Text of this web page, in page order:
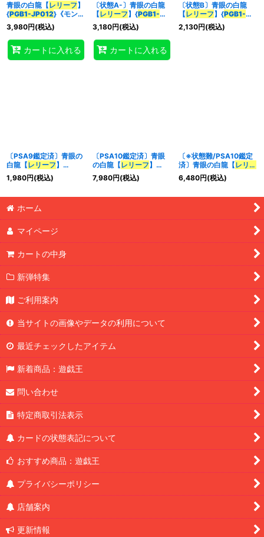
カテゴリ:
特集:
青眼の白龍【レリーフ】
{PGB1-JP012}《モンス
ター》
3,980円(税込)
カートに入れる
〔状態A-〕青眼の白龍
【レリーフ】{PGB1-
JP012}《モンスター》
3,180円(税込)
カートに入れる
〔状態B〕青眼の白龍
【レリーフ】{PGB1-
JP012}《モンスター》
2,130円(税込)
〔PSA9鑑定済〕青眼の
白龍【レリーフ】
{ PGB1-JP012
ター》
1,980円(税込)
〔PSA10鑑定済〕青眼
の白龍【レリーフ】
{PGB1-JP012
ター》
7,980円(税込)
〔※状態難/PSA10鑑定
済〕青眼の白龍【レリー
フ 】{PGB1-JP012
ンスター》
6,480円(税込)
ホーム
マイページ
カートの中身
新弾特集
ご利用案内
当サイトの画像やデータの利用について
最近チェックしたアイテム
新着商品：遊戯王
問い合わせ
特定商取引法表示
カードの状態表記について
おすすめ商品：遊戯王
プライバシーポリシー
店舗案内
更新情報